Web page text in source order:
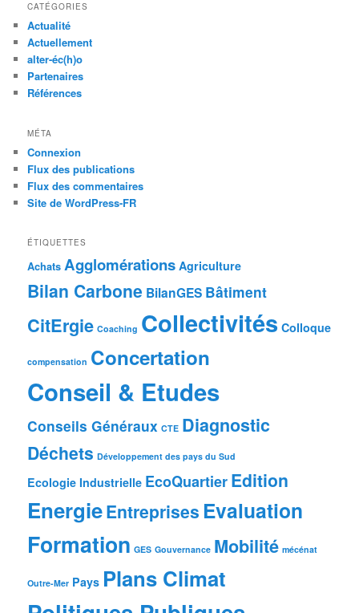
CATÉGORIES
Actualité
Actuellement
alter-éc(h)o
Partenaires
Références
MÉTA
Connexion
Flux des publications
Flux des commentaires
Site de WordPress-FR
ÉTIQUETTES
Achats Agglomérations Agriculture
Bilan Carbone BilanGES Bâtiment
CitErgie Coaching Collectivités Colloque
compensation Concertation
Conseil & Etudes
Conseils Généraux CTE Diagnostic
Déchets Développement des pays du Sud
Ecologie Industrielle EcoQuartierEdition
EnergieEntreprises Evaluation
Formation GES Gouvernance Mobilité mécénat
Outre-Mer Pays Plans Climat